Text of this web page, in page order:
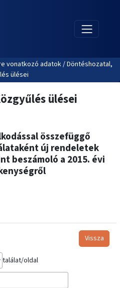
vonatkozó adatok / Döntéshozatal,
ülései
ülései
összefüggő
új rendeletek
beszámoló a 2015. évi
Vissza
találat/oldal